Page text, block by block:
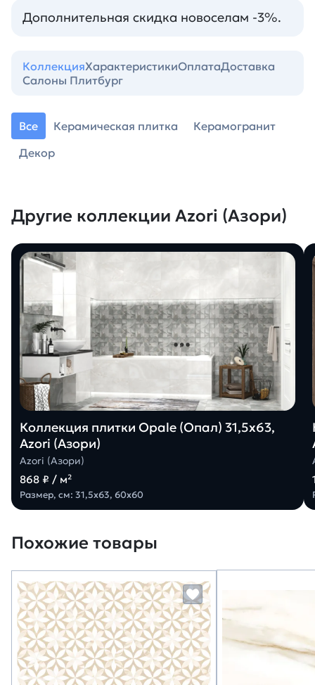
Дополнительная скидка новоселам -3%.
КоллекцияХарактеристикиОплатаДоставка
Салоны Плитбург
Все Керамическая плитка
Керамогранит
Декор
Другие коллекции Azori (Азори)
Коллекция плитки Opale (Опал) 31,5х63,
Azori (Азори)
Azori (Азори)
868 ₽ / м²
Размер, см: 31,5х63, 60х60
Похожие товары